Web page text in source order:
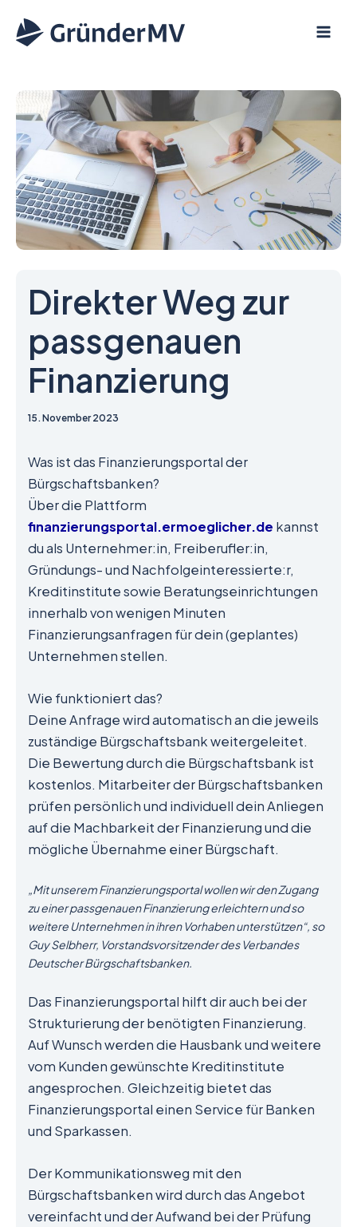
Inhalt
Direkter Weg zur
passgenauen
Finanzierung
15. November 2023
Was ist das Finanzierungsportal der
Bürgschaftsbanken?
Über die Plattform
finanzierungsportal.ermoeglicher.de kannst
du als Unternehmer:in, Freiberufler:in,
Gründungs- und Nachfolgeinteressierte:r,
Kreditinstitute sowie Beratungseinrichtungen
innerhalb von wenigen Minuten
Finanzierungsanfragen für dein (geplantes)
Unternehmen stellen.
Wie funktioniert das?
Deine Anfrage wird automatisch an die jeweils
zuständige Bürgschaftsbank weitergeleitet.
Die Bewertung durch die Bürgschaftsbank ist
kostenlos. Mitarbeiter der Bürgschaftsbanken
prüfen persönlich und individuell dein Anliegen
auf die Machbarkeit der Finanzierung und die
mögliche Übernahme einer Bürgschaft.
„Mit unserem Finanzierungsportal wollen wir den Zugang
zu einer passgenauen Finanzierung erleichtern und so
weitere Unternehmen in ihren Vorhaben unterstützen“, so
Guy Selbherr, Vorstandsvorsitzender des Verbandes
Deutscher Bürgschaftsbanken.
Das Finanzierungsportal hilft dir auch bei der
Strukturierung der benötigten Finanzierung.
Auf Wunsch werden die Hausbank und weitere
vom Kunden gewünschte Kreditinstitute
angesprochen. Gleichzeitig bietet das
Finanzierungsportal einen Service für Banken
und Sparkassen.
Der Kommunikationsweg mit den
Bürgschaftsbanken wird durch das Angebot
vereinfacht und der Aufwand bei der Prüfung